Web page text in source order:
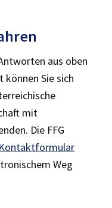
aus oben
Sie sich
mit
Die FFG
Kontaktformular
Weg